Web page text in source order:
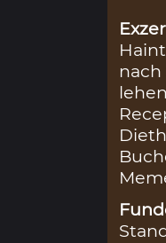
nach